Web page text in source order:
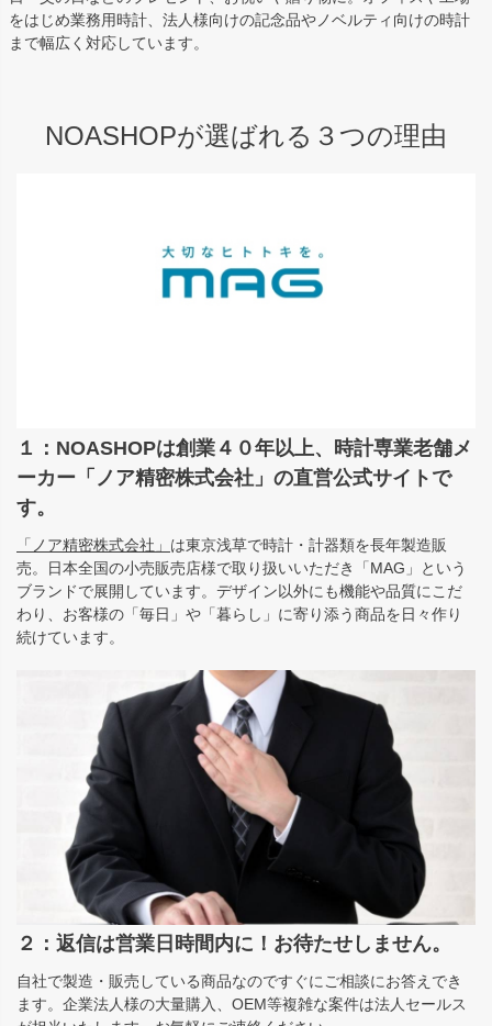
をはじめ業務用時計、法人様向けの記念品やノベルティ向けの時計
まで幅広く対応しています。
NOASHOPが選ばれる３つの理由
１：NOASHOPは創業４０年以上、時計専業老舗メ
ーカー「ノア精密株式会社」の直営公式サイトで
す。
「ノア精密株式会社」 は東京浅草で時計・計器類を長年製造販
売。日本全国の小売販売店様で取り扱いいただき「MAG」という
ブランドで展開しています。デザイン以外にも機能や品質にこだ
わり、お客様の「毎日」や「暮らし」に寄り添う商品を日々作り
続けています。
２：返信は営業日時間内に！お待たせしません。
自社で製造・販売している商品なのですぐにご相談にお答えでき
ます。企業法人様の大量購入、OEM等複雑な案件は法人セールス